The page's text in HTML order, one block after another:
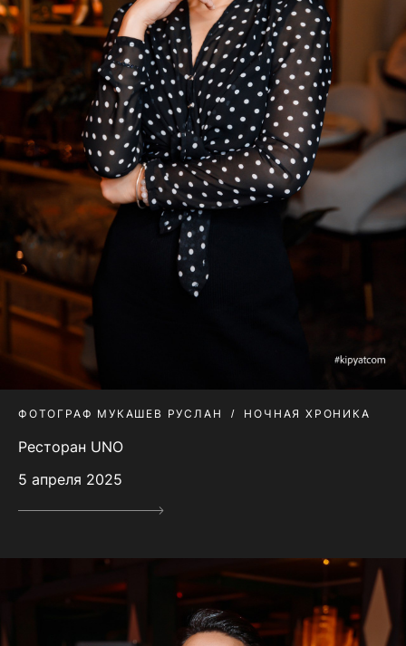
ФОТОГРАФ МУКАШЕВ РУСЛАН НОЧНАЯ ХРОНИКА
Ресторан UNO
5 апреля 2025